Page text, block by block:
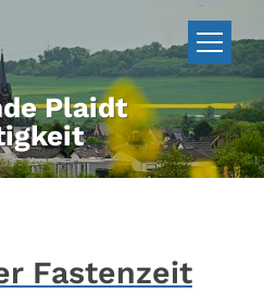
Plaidt
Fastenzeit